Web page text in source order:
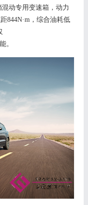
动专用变速箱，动力
844N·m，综合油耗低
。